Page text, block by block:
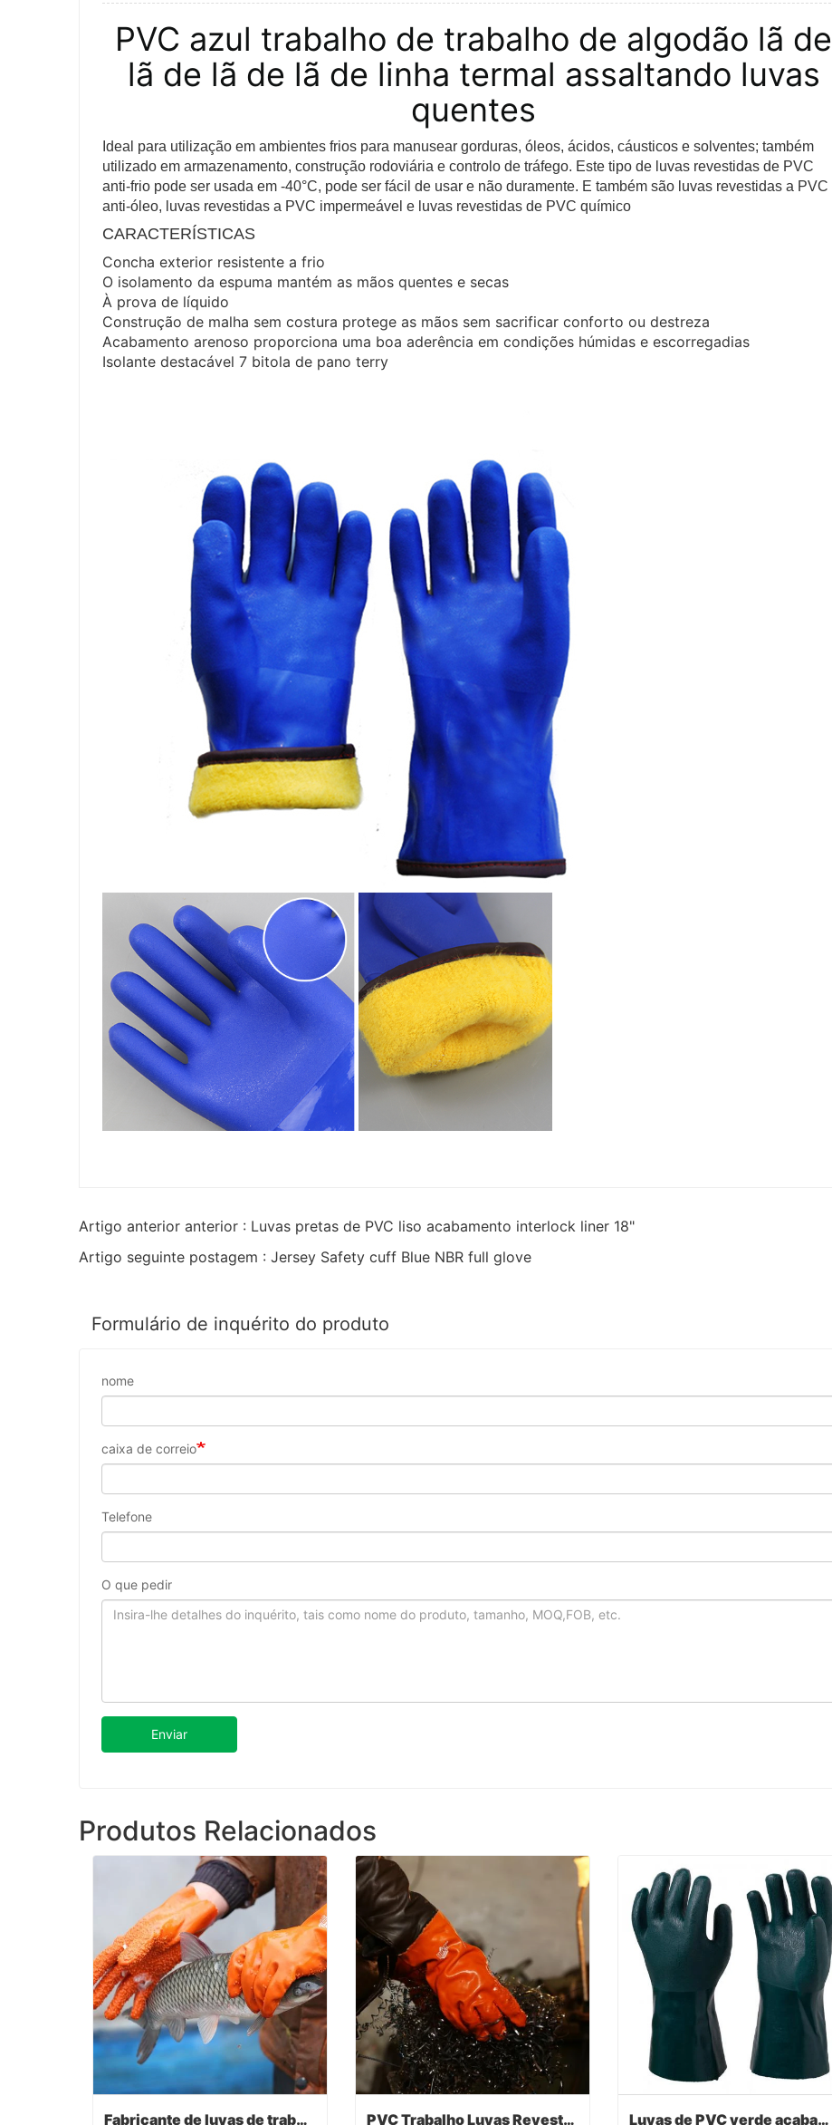
PVC azul trabalho de trabalho de algodão lã de
lã de lã de lã de linha termal assaltando luvas
quentes
Ideal para utilização em ambientes frios para manusear gorduras, óleos, ácidos, cáusticos e solventes; também
utilizado em armazenamento, construção rodoviária e controlo de tráfego. Este tipo de luvas revestidas de PVC
anti-frio pode ser usada em -40°C, pode ser fácil de usar e não duramente. E também são luvas revestidas a PVC
anti-óleo, luvas revestidas a PVC impermeável e luvas revestidas de PVC químico
CARACTERÍSTICAS
Concha exterior resistente a frio
O isolamento da espuma mantém as mãos quentes e secas
À prova de líquido
Construção de malha sem costura protege as mãos sem sacrificar conforto ou destreza
Acabamento arenoso proporciona uma boa aderência em condições húmidas e escorregadias
Isolante destacável 7 bitola de pano terry
Artigo anterior anterior : Luvas pretas de PVC liso acabamento interlock liner 18"
Artigo seguinte postagem : Jersey Safety cuff Blue NBR full glove
Formulário de inquérito do produto
nome
caixa de correio
Telefone
O que pedir
Enviar
Produtos Relacionados
Fabricante de luvas de trabalho PVC Trabalho Luvas Revestidas Luvas de PVC verde acabamento arenoso